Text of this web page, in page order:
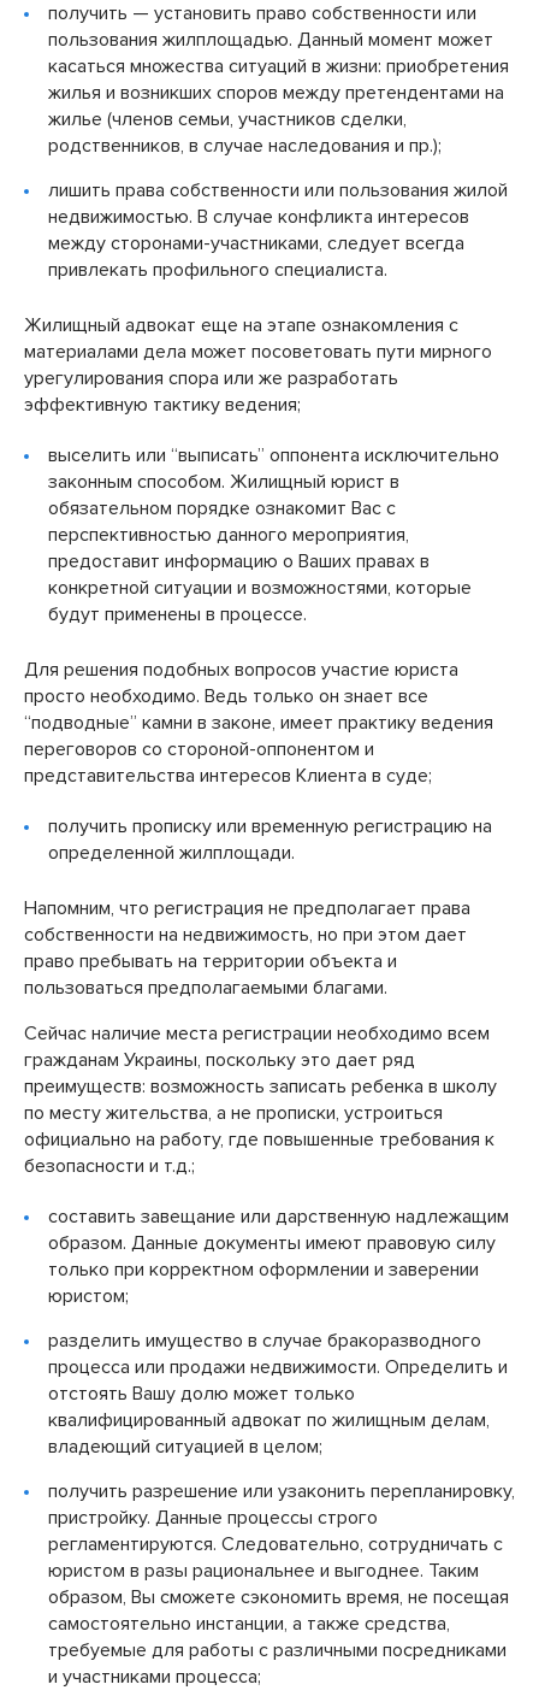
получить — установить право собственности или
пользования жилплощадью. Данный момент может
касаться множества ситуаций в жизни: приобретения
жилья и возникших споров между претендентами на
жилье (членов семьи, участников сделки,
родственников, в случае наследования и пр.);
лишить права собственности или пользования жилой
недвижимостью. В случае конфликта интересов
между сторонами-участниками, следует всегда
привлекать профильного специалиста.
Жилищный адвокат еще на этапе ознакомления с
материалами дела может посоветовать пути мирного
урегулирования спора или же разработать
эффективную тактику ведения;
выселить или “выписать” оппонента исключительно
законным способом. Жилищный юрист в
обязательном порядке ознакомит Вас с
перспективностью данного мероприятия,
предоставит информацию о Ваших правах в
конкретной ситуации и возможностями, которые
будут применены в процессе.
Для решения подобных вопросов участие юриста
просто необходимо. Ведь только он знает все
“подводные” камни в законе, имеет практику ведения
переговоров со стороной-оппонентом и
представительства интересов Клиента в суде;
получить прописку или временную регистрацию на
определенной жилплощади.
Напомним, что регистрация не предполагает права
собственности на недвижимость, но при этом дает
право пребывать на территории объекта и
пользоваться предполагаемыми благами.
Сейчас наличие места регистрации необходимо всем
гражданам Украины, поскольку это дает ряд
преимуществ: возможность записать ребенка в школу
по месту жительства, а не прописки, устроиться
официально на работу, где повышенные требования к
безопасности и т.д.;
составить завещание или дарственную надлежащим
образом. Данные документы имеют правовую силу
только при корректном оформлении и заверении
юристом;
разделить имущество в случае бракоразводного
процесса или продажи недвижимости. Определить и
отстоять Вашу долю может только
квалифицированный адвокат по жилищным делам,
владеющий ситуацией в целом;
получить разрешение или узаконить перепланировку,
пристройку. Данные процессы строго
регламентируются. Следовательно, сотрудничать с
юристом в разы рациональнее и выгоднее. Таким
образом, Вы сможете сэкономить время, не посещая
самостоятельно инстанции, а также средства,
требуемые для работы с различными посредниками
и участниками процесса;